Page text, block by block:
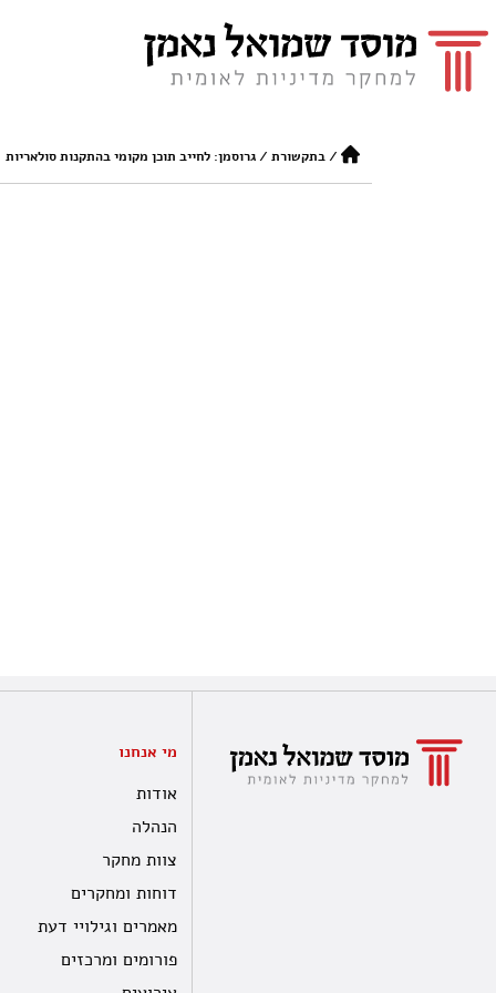
/בתקשורת /גרוסמן: לחייב תוכן מקומי בהתקנות סולאריות
מי אנחנו
אודות
הנהלה
צוות מחקר
דוחות ומחקרים
מאמרים וגילויי דעת
פורומים ומרכזים